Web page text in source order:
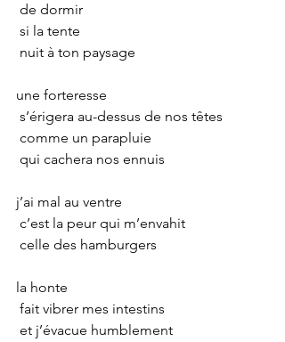
de dormir
si la tente
nuit à ton paysage
une forteresse
s’érigera au-dessus de nos têtes
comme un parapluie
qui cachera nos ennuis
j’ai mal au ventre
c’est la peur qui m’envahit
celle des hamburgers
la honte
fait vibrer mes intestins
et j’évacue humblement